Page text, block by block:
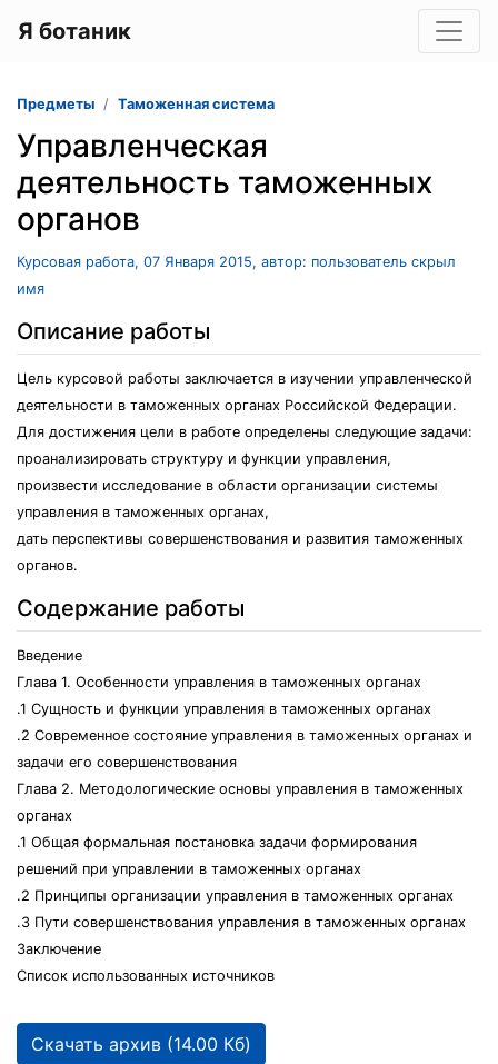
Я ботаник
Предметы Таможенная система
Управленческая
деятельность таможенных
органов
Курсовая работа, 07 Января 2015, автор: пользователь скрыл
имя
Описание работы
Цель курсовой работы заключается в изучении управленческой
деятельности в таможенных органах Российской Федерации.
Для достижения цели в работе определены следующие задачи:
проанализировать структуру и функции управления,
произвести исследование в области организации системы
управления в таможенных органах,
дать перспективы совершенствования и развития таможенных
органов.
Содержание работы
Введение
Глава 1. Особенности управления в таможенных органах
.1 Сущность и функции управления в таможенных органах
.2 Современное состояние управления в таможенных органах и
задачи его совершенствования
Глава 2. Методологические основы управления в таможенных
органах
.1 Общая формальная постановка задачи формирования
решений при управлении в таможенных органах
.2 Принципы организации управления в таможенных органах
.3 Пути совершенствования управления в таможенных органах
Заключение
Список использованных источников
Скачать архив (14.00 Кб)